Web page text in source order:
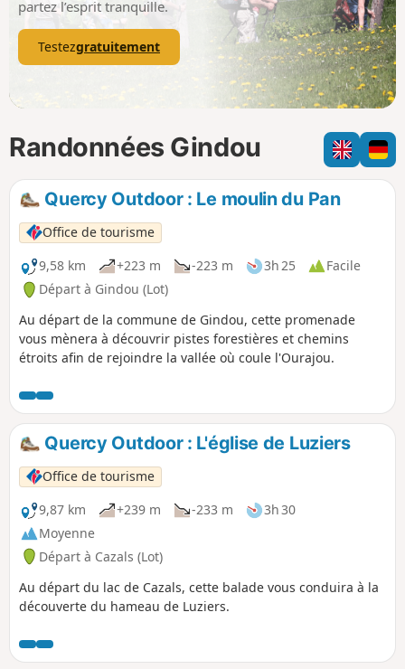
partez l’esprit tranquille.
Testezgratuitement
Randonnées Gindou
Quercy Outdoor : Le moulin du Pan
Office de tourisme
9,58 km
+223 m -223 m 3h 25
Facile
Départ à Gindou (Lot)
Au départ de la commune de Gindou, cette promenade
vous mènera à découvrir pistes forestières et chemins
étroits afin de rejoindre la vallée où coule l'Ourajou.
Quercy Outdoor : L'église de Luziers
Office de tourisme
9,87 km
+239 m -233 m
3h 30
Moyenne
Départ à Cazals (Lot)
Au départ du lac de Cazals, cette balade vous conduira à la
découverte du hameau de Luziers.